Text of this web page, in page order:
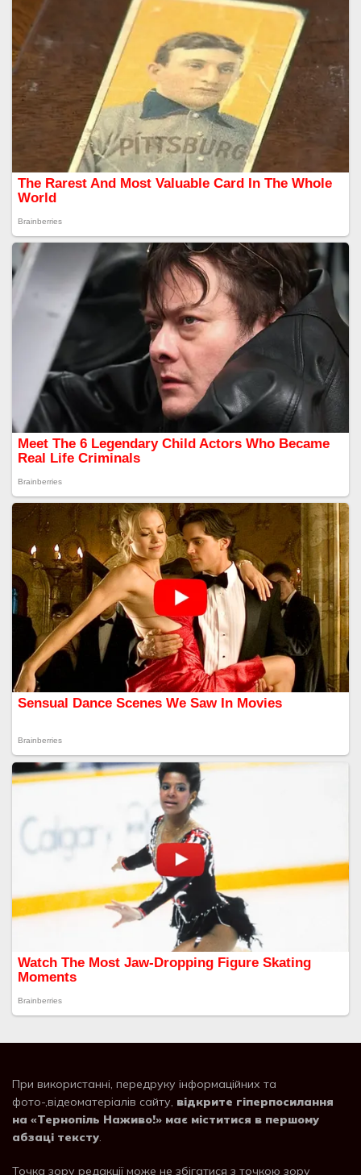
При використанні, передруку інформаційних та
фото-,відеоматеріалів сайту, відкрите гіперпосилання
на «Тернопіль Наживо!» має міститися в першому
абзаці тексту.
Точка зору редакції може не збігатися з точкою зору